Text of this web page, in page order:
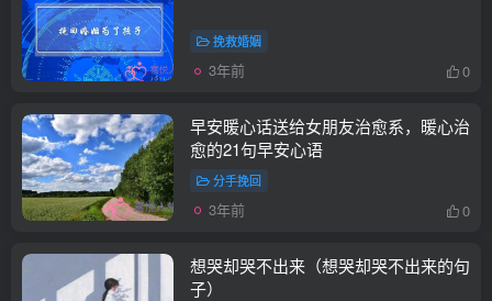
挽救婚姻
3年前 0
早安暖心话送给女朋友治愈系，暖心治
愈的21句早安心语
分手挽回
3年前 0
想哭却哭不出来（想哭却哭不出来的句
子）